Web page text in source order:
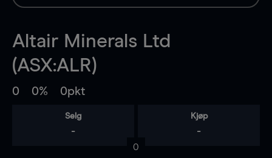
Altair Minerals Ltd
(ASX:ALR)
0 0% 0pkt
Selg
-
Kjøp
-
0